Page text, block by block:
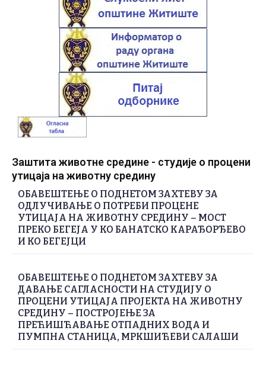
Заштита животне средине - студије о процени
утицаја на животну средину
ОБАВЕШТЕЊЕ О ПОДНЕТОМ ЗАХТЕВУ ЗА
ОДЛУЧИВАЊЕ О ПОТРЕБИ ПРОЦЕНЕ
УТИЦАЈА НА ЖИВОТНУ СРЕДИНУ – МОСТ
ПРЕКО БЕГЕЈА У КО БАНАТСКО КАРАЂОРЂЕВО
И КО БЕГЕЈЦИ
ОБАВЕШТЕЊЕ О ПОДНЕТОМ ЗАХТЕВУ ЗА
ДАВАЊЕ САГЛАСНОСТИ НА СТУДИЈУ О
ПРОЦЕНИ УТИЦАЈА ПРОЈЕКТА НА ЖИВОТНУ
СРЕДИНУ – ПОСТРОЈЕЊЕ ЗА
ПРЕЋИШЋАВАЊЕ ОТПАДНИХ ВОДА И
ПУМПНА СТАНИЦА, МРКШИЋЕВИ САЛАШИ